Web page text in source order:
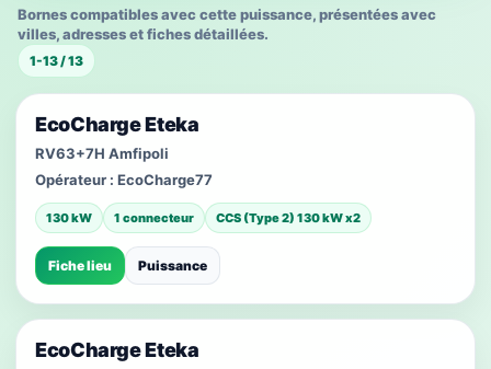
Bornes compatibles avec cette puissance, présentées avec
villes, adresses et fiches détaillées.
1-13 / 13
EcoCharge Eteka
RV63+7H Amfipoli
Opérateur : EcoCharge77
130 kW 1 connecteur CCS (Type 2) 130 kW x2
Fiche lieu Puissance
EcoCharge Eteka